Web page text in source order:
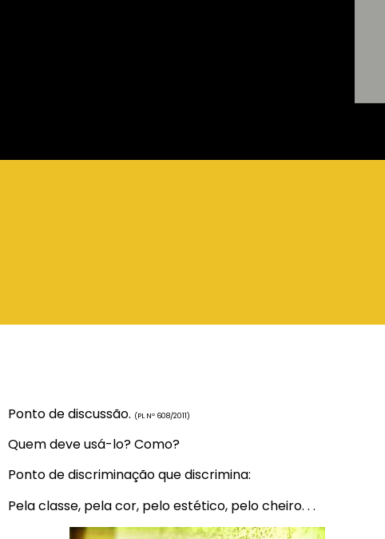
Ponto de discussão. (PL Nº 608/2011)
Quem deve usá-lo? Como?
Ponto de discriminação que discrimina:
Pela classe, pela cor, pelo estético, pelo cheiro. . .